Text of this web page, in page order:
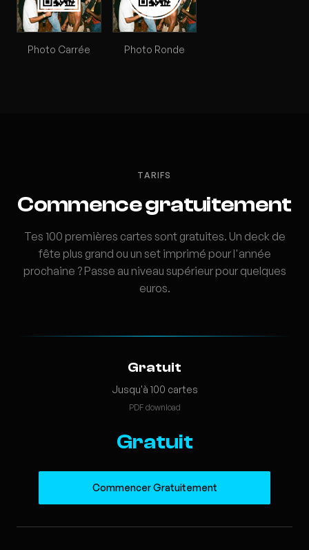
Photo Carrée Photo Ronde
TARIFS
Commence gratuitement
Tes 100 premières cartes sont gratuites. Un deck de
fête plus grand ou un set imprimé pour l'année
prochaine ? Passe au niveau supérieur pour quelques
euros.
Gratuit
Jusqu'à 100 cartes
PDF download
Gratuit
Commencer Gratuitement